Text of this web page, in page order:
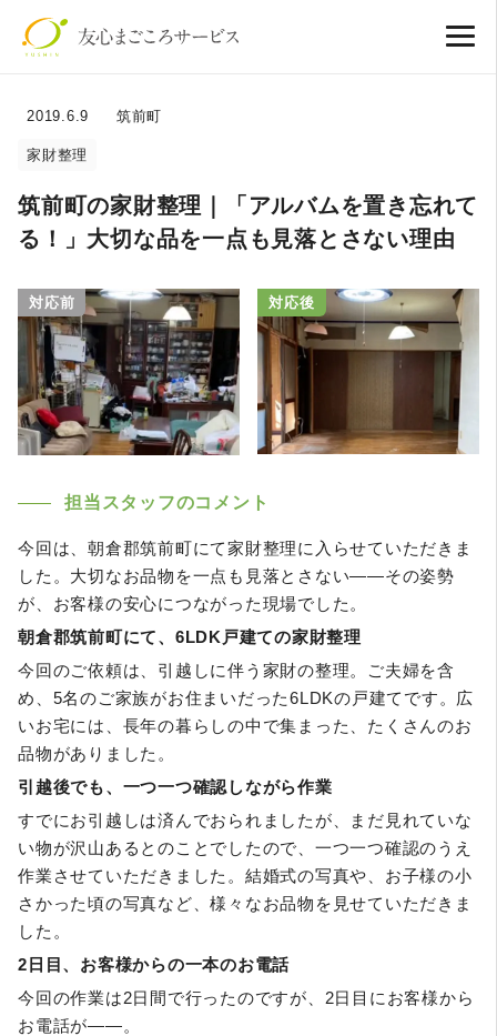
2019.6.9 筑前町
家財整理
筑前町の家財整理｜「アルバムを置き忘れて
る！」大切な品を一点も見落とさない理由
対応前 対応後
担当スタッフのコメント
今回は、朝倉郡筑前町にて家財整理に入らせていただきま
した。大切なお品物を一点も見落とさない――その姿勢
が、お客様の安心につながった現場でした。
朝倉郡筑前町にて、6LDK戸建ての家財整理
今回のご依頼は、引越しに伴う家財の整理。ご夫婦を含
め、5名のご家族がお住まいだった6LDKの戸建てです。広
いお宅には、長年の暮らしの中で集まった、たくさんのお
品物がありました。
引越後でも、一つ一つ確認しながら作業
すでにお引越しは済んでおられましたが、まだ見れていな
い物が沢山あるとのことでしたので、一つ一つ確認のうえ
作業させていただきました。結婚式の写真や、お子様の小
さかった頃の写真など、様々なお品物を見せていただきま
した。
2日目、お客様からの一本のお電話
今回の作業は2日間で行ったのですが、2日目にお客様から
お電話が――。